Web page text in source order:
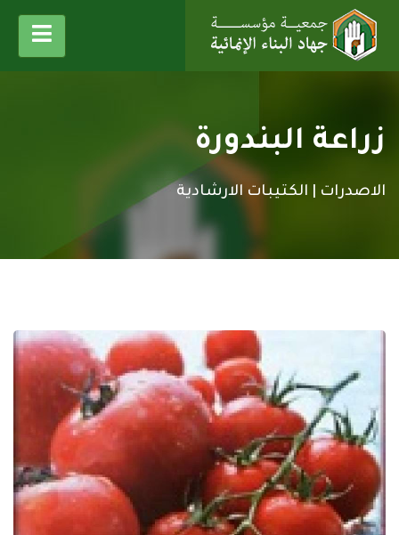
زراعة البندورة
الاصدرات | الكتيبات الارشادية